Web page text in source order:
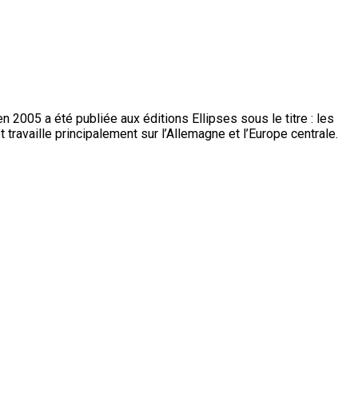
2005 a été publiée aux éditions Ellipses sous le titre : les
principalement sur l’Allemagne et l’Europe centrale.